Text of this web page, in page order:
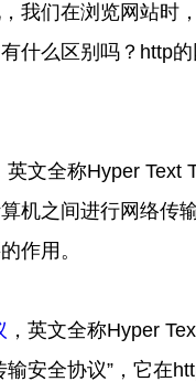
我们在浏览网站时
什么区别吗？ http
英文全称Hyper Text
机之间进行网络传
作用。
，英文全称Hyper
输安全协议”，它在